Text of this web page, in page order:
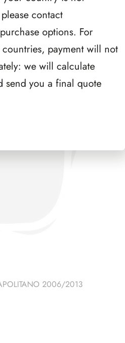
PERTINI 1978/1985
2006/2013
contact
options. For
payment will not
we will calculate
send you a final quote